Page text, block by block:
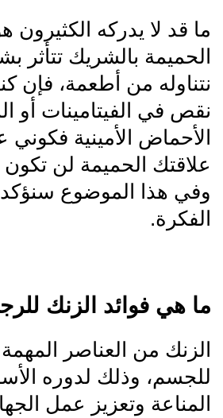
ما قد لا يدركه الكثيرون
الحميمة بالشريك تتأثر
نتناوله من أطعمة، فإن
نقص في الفيتامينات أو
الأحماض الأمينية
علاقتك الحميمة لن
وفي هذا الموضوع
الفكرة.
ما هي فوائد الزنك
الزنك من العناصر المهمة
للجسم، وذلك لدوره
المناعة وتعزيز عمل